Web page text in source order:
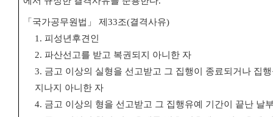
「 국가공무원법 」 제 33조(결격사유)
1. 피성년후견인
2. 파산선고를 받고 복권되지 아니한 자
3. 금고 이상의 실형을 선고받고 그 집행이 종료되거나 집
지나지 아니한 자
4. 금고 이상의 형을 선고받고 그 집행유예 기간이 끝난 날